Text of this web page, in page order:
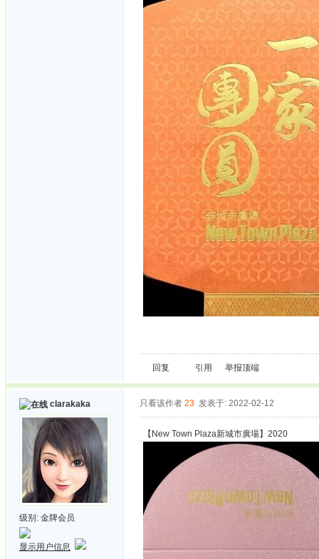
回复 引用 举报顶端
clarakaka
级别: 金牌会员
显示用户信息
只看该作者 23 发表于: 2022-02-12
【New Town Plaza新城市廣場】2020